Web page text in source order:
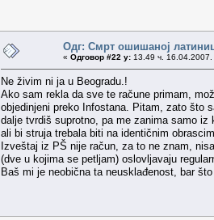
Одг: Смрт ошишаној
« Одговор #22 у: 13.49 ч. 16.04.2007.
Ne živim ni ja u Beogradu.!
Ako sam rekla da sve te račune primam,
objedinjeni preko Infostana. Pitam, zato što
dalje tvrdiš suprotno, pa me zanima samo
ali bi struja trebala biti na identičnim
Izveštaj iz PŠ nije račun, za to ne znam,
(dve u kojima se petljam) oslovljavaju
Baš mi je neobična ta neusklađenost, bar